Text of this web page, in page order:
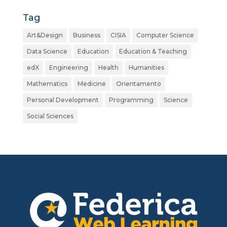
Tag
Art&Design Business CISIA Computer Science
Data Science Education Education & Teaching
edX Engineering Health Humanities
Mathematics Medicine Orientamento
Personal Development Programming Science
Social Sciences